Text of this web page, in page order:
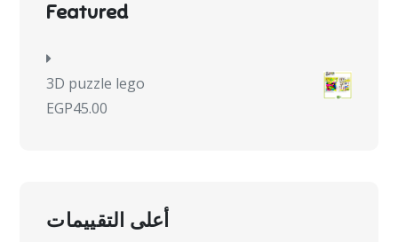
Featured
3D puzzle lego
EGP45.00
أعلى التقييمات